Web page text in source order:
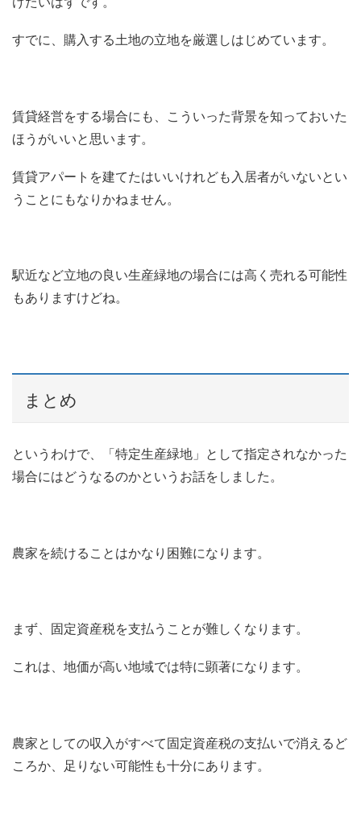
すでに、購入する土地の立地を厳選しはじめています。
賃貸経営をする場合にも、こういった背景を知っておいた
ほうがいいと思います。
賃貸アパートを建てたはいいけれども入居者がいないとい
うことにもなりかねません。
駅近など立地の良い生産緑地の場合には高く売れる可能性
もありますけどね。
まとめ
というわけで、「特定生産緑地」として指定されなかった
場合にはどうなるのかというお話をしました。
農家を続けることはかなり困難になります。
まず、固定資産税を支払うことが難しくなります。
これは、地価が高い地域では特に顕著になります。
農家としての収入がすべて固定資産税の支払いで消えるど
ころか、足りない可能性も十分にあります。